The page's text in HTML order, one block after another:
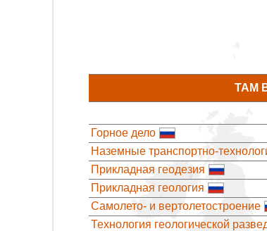
TAM
Горное дело
Наземные транспортно-
Прикладная геодезия
Прикладная геология
Самолето- и вертолетостроение
Технология геологической